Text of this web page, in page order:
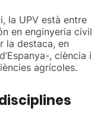
la UPV està entre
en enginyeria civil
la destaca, en
, ciència i
agrícoles.